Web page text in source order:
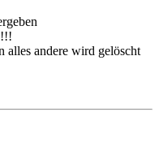
alles andere wird gelöscht